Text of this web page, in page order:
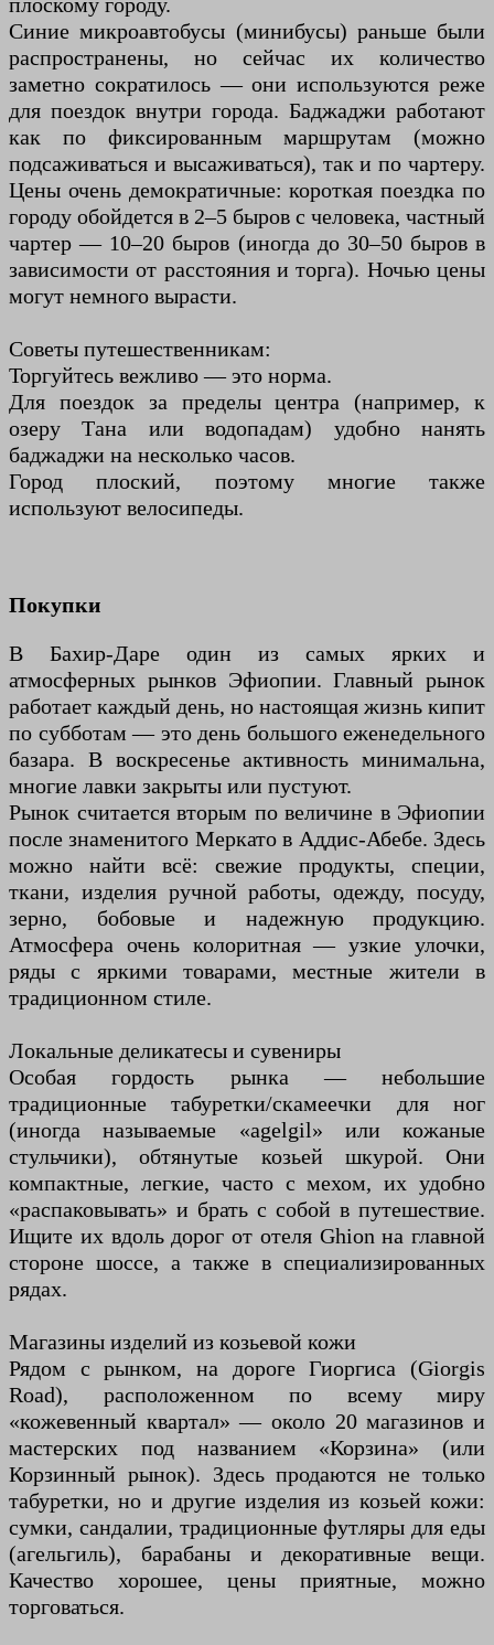
Синие микроавтобусы (минибусы) раньше были
распространены, но сейчас их количество
заметно сократилось — они используются реже
для поездок внутри города. Баджаджи работают
как по фиксированным маршрутам (можно
подсаживаться и высаживаться), так и по чартеру.
Цены очень демократичные: короткая поездка по
городу обойдется в 2–5 быров с человека, частный
чартер — 10–20 быров (иногда до 30–50 быров в
зависимости от расстояния и торга). Ночью цены
могут немного вырасти.
Советы путешественникам:
Торгуйтесь вежливо — это норма.
Для поездок за пределы центра (например, к
озеру Тана или водопадам) удобно нанять
баджаджи на несколько часов.
Город плоский, поэтому многие также
используют велосипеды.
Покупки
В Бахир-Даре один из самых ярких и
атмосферных рынков Эфиопии. Главный рынок
работает каждый день, но настоящая жизнь кипит
по субботам — это день большого еженедельного
базара. В воскресенье активность минимальна,
многие лавки закрыты или пустуют.
Рынок считается вторым по величине в Эфиопии
после знаменитого Меркато в Аддис-Абебе. Здесь
можно найти всё: свежие продукты, специи,
ткани, изделия ручной работы, одежду, посуду,
зерно, бобовые и надежную продукцию.
Атмосфера очень колоритная — узкие улочки,
ряды с яркими товарами, местные жители в
традиционном стиле.
Локальные деликатесы и сувениры
Особая гордость рынка — небольшие
традиционные табуретки/скамеечки для ног
(иногда называемые «agelgil» или кожаные
стульчики), обтянутые козьей шкурой. Они
компактные, легкие, часто с мехом, их удобно
«распаковывать» и брать с собой в путешествие.
Ищите их вдоль дорог от отеля Ghion на главной
стороне шоссе, а также в специализированных
рядах.
Магазины изделий из козьевой кожи
Рядом с рынком, на дороге Гиоргиса (Giorgis
Road), расположенном по всему миру
«кожевенный квартал» — около 20 магазинов и
мастерских под названием «Корзина» (или
Корзинный рынок). Здесь продаются не только
табуретки, но и другие изделия из козьей кожи:
сумки, сандалии, традиционные футляры для еды
(агельгиль), барабаны и декоративные вещи.
Качество хорошее, цены приятные, можно
торговаться.